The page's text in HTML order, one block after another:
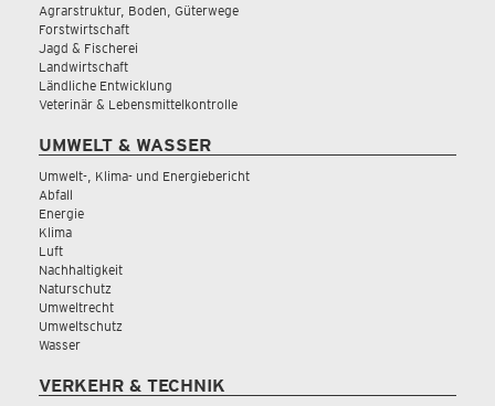
Agrarstruktur, Boden, Güterwege
Forstwirtschaft
Jagd & Fischerei
Landwirtschaft
Ländliche Entwicklung
Veterinär & Lebensmittelkontrolle
UMWELT & WASSER
Umwelt-, Klima- und Energiebericht
Abfall
Energie
Klima
Luft
Nachhaltigkeit
Naturschutz
Umweltrecht
Umweltschutz
Wasser
VERKEHR & TECHNIK